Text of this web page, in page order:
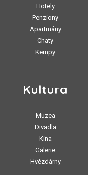
Hotely
Penziony
Apartmány
Chaty
Kempy
Kultura
Muzea
Divadla
Kina
Galerie
Hvězdárny